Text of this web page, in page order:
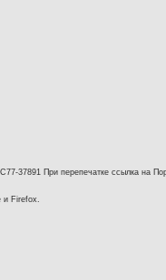
37891 При перепечатке ссылка на
Firefox.